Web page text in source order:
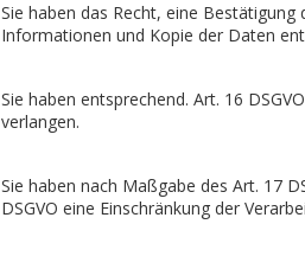
Sie haben das Recht, eine
Informationen und Kopie der Daten
Sie haben entsprechend. Art. 16
verlangen.
Sie haben nach Maßgabe des Art. 17
DSGVO eine Einschränkung der